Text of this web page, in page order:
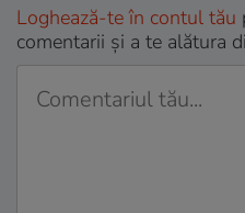
Loghează-te în contul tău
comentarii și a te alătura